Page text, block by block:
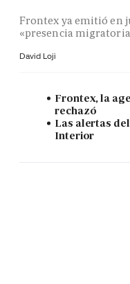
Frontex ya emitió en
«presencia
David Loji
Frontex, la
rechazó
Las alertas
Interior